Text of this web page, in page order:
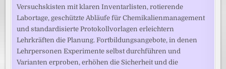
Versuchskisten mit klaren Inventarlisten, rotierende
Labortage, geschützte Abläufe für Chemikalienmanagement
und standardisierte Protokollvorlagen erleichtern
Lehrkräften die Planung. Fortbildungsangebote, in denen
Lehrpersonen Experimente selbst durchführen und
Varianten erproben, erhöhen die Sicherheit und die